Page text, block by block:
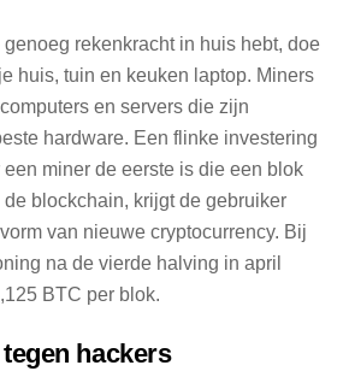
rekenkracht in huis hebt, doe
huis, tuin en keuken laptop. Miners
en servers die zijn
hardware. Een flinke investering
miner de eerste is die een blok
blockchain, krijgt de gebruiker
van nieuwe cryptocurrency. Bij
na de vierde halving in april
BTC per blok.
hackers